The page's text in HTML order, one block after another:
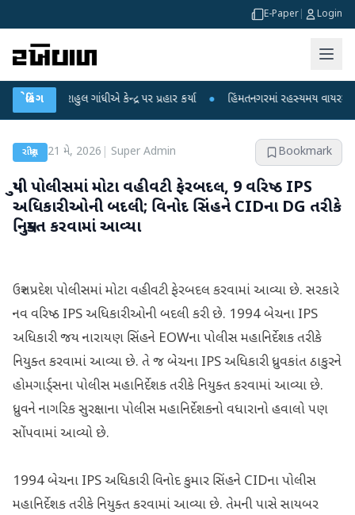
E-Paper Login
બ્રેકિંગ
રાહુલ ગાંધીએ કેન્દ્ર પર પ્રહાર કર્યા ● હિંમતનગરમાં રહસ્યમય વાયરસ કે
રાષ્ટ્રીય 21 મે, 2026 Super Admin Bookmark
યુપી પોલીસમાં મોટા વહીવટી ફેરબદલ, 9 વરિષ્ઠ IPS
અધિકારીઓની બદલી; વિનોદ સિંહને CIDના DG તરીકે
નિયુક્ત કરવામાં આવ્યા
ઉત્તર પ્રદેશ પોલીસમાં મોટા વહીવટી ફેરબદલ કરવામાં આવ્યા છે. સરકારે
નવ વરિષ્ઠ IPS અધિકારીઓની બદલી કરી છે. 1994 બેચના IPS
અધિકારી જય નારાયણ સિંહને EOWના પોલીસ મહાનિર્દેશક તરીકે
નિયુક્ત કરવામાં આવ્યા છે. તે જ બેચના IPS અધિકારી ધ્રુવકાંત ઠાકુરને
હોમગાર્ડ્સના પોલીસ મહાનિર્દેશક તરીકે નિયુક્ત કરવામાં આવ્યા છે.
ધ્રુવને નાગરિક સુરક્ષાના પોલીસ મહાનિર્દેશકનો વધારાનો હવાલો પણ
સોંપવામાં આવ્યો છે.
1994 બેચના IPS અધિકારી વિનોદ કુમાર સિંહને CIDના પોલીસ
મહાનિર્દેશક તરીકે નિયુક્ત કરવામાં આવ્યા છે. તેમની પાસે સાયબર